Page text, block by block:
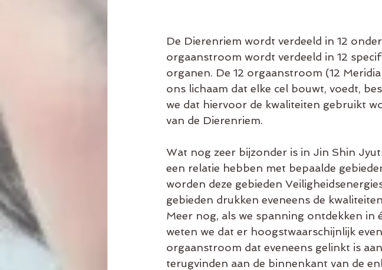
De Dierenriem wordt verdeeld in 12
orgaanstroom wordt verdeeld in 12
organen. De 12 orgaanstroom (12
ons lichaam dat elke cel bouwt, voedt,
we dat hiervoor de kwaliteiten gebruikt
van de Dierenriem.
Wat nog zeer bijzonder is in Jin Shin
een relatie hebben met bepaalde
worden deze gebieden
gebieden drukken eveneens de
Meer nog, als we spanning ontdekken in
weten we dat er hoogstwaarschijnlijk
orgaanstroom dat eveneens gelinkt is
terugvinden aan de binnenkant van de